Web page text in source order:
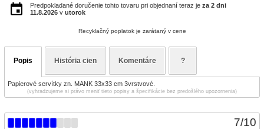
7/10
Predpokladané doručenie tohto tovaru pri objednaní teraz je za 2 dni
11.8.2026 v utorok
Recyklačný poplatok je zarátaný v cene
Popis História cien Komentáre ?
Papierové servítky zn. MANK 33x33 cm 3vrstvové.
(vyhradzujeme si právo meniť tieto popisy a špecifikácie bez predošlého upozornenia)